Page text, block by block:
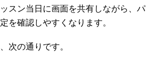
スン当日に画面を共有しながら、パ
を確認しやすくなります。
次の通りです。